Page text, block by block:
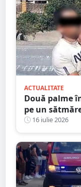
ACTUALITATE
Două palme
pe un
refuzat să îl
16 iulie 2026